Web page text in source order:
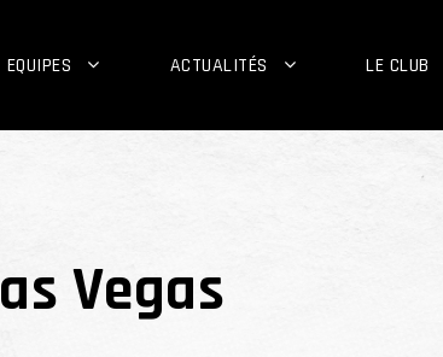
EQUIPES ACTUALITÉS LE CLUB
Vegas